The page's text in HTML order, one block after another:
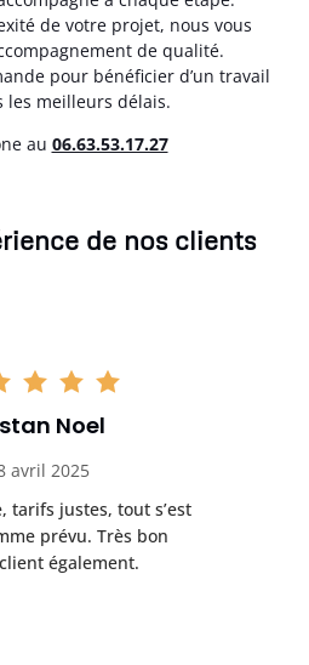
de votre projet, nous vous
de qualité.
pour bénéficier d’un travail
les meilleurs délais.
au 06.63.53.17.27
de nos clients
Noel
avril 2025
tarifs justes, tout s’est
prévu. Très bon
également.